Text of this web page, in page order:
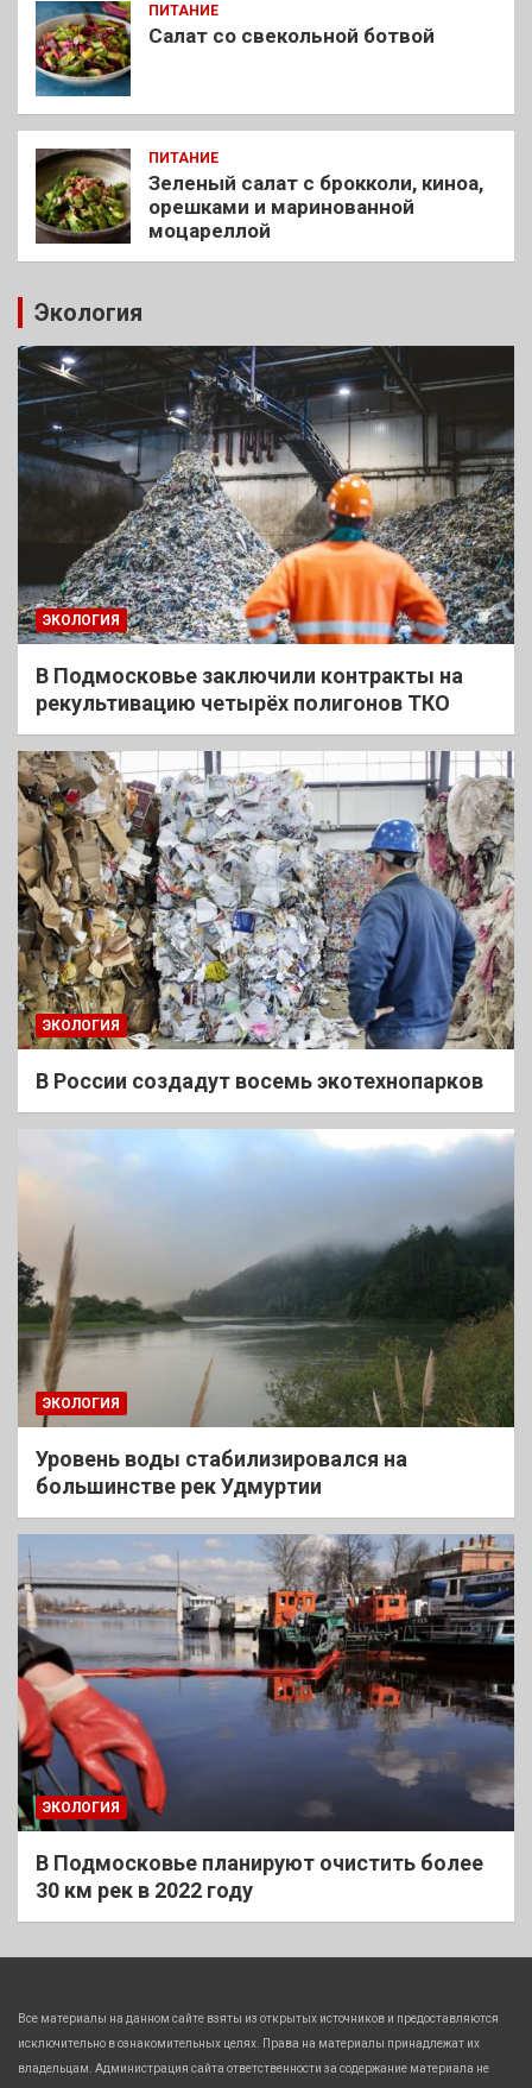
ПИТАНИЕ
Салат со свекольной ботвой
ПИТАНИЕ
Зеленый салат с брокколи, киноа,
орешками и маринованной
моцареллой
Экология
ЭКОЛОГИЯ
В Подмосковье заключили контракты на
рекультивацию четырёх полигонов ТКО
ЭКОЛОГИЯ
В России создадут восемь экотехнопарков
ЭКОЛОГИЯ
Уровень воды стабилизировался на
большинстве рек Удмуртии
ЭКОЛОГИЯ
В Подмосковье планируют очистить более
30 км рек в 2022 году
Все материалы на данном сайте взяты из открытых источников и предоставляются
исключительно в ознакомительных целях. Права на материалы принадлежат их
владельцам. Администрация сайта ответственности за содержание материала не